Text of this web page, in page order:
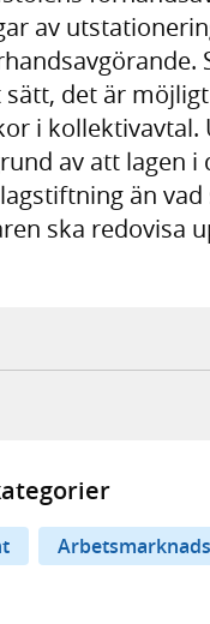
av
det är
i kollektivavtal.
av att lagen i
än vad
ska redovisa
flik, extern
öppnar din e-